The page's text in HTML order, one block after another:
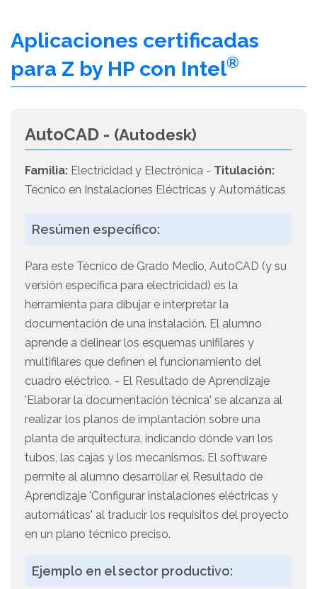
Aplicaciones certificadas
para Z by HP con Intel®
AutoCAD - (Autodesk)
Familia: Electricidad y Electrónica - Titulación:
Técnico en Instalaciones Eléctricas y Automáticas
Resúmen específico:
Para este Técnico de Grado Medio, AutoCAD (y su
versión específica para electricidad) es la
herramienta para dibujar e interpretar la
documentación de una instalación. El alumno
aprende a delinear los esquemas unifilares y
multifilares que definen el funcionamiento del
cuadro eléctrico. - El Resultado de Aprendizaje
'Elaborar la documentación técnica' se alcanza al
realizar los planos de implantación sobre una
planta de arquitectura, indicando dónde van los
tubos, las cajas y los mecanismos. El software
permite al alumno desarrollar el Resultado de
Aprendizaje 'Configurar instalaciones eléctricas y
automáticas' al traducir los requisitos del proyecto
en un plano técnico preciso.
Ejemplo en el sector productivo: